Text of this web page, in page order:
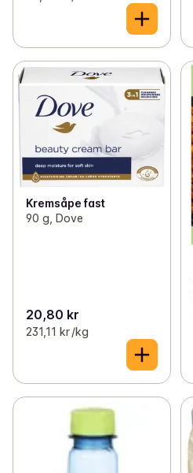
Kremsåpe fast
90 g, Dove
20,80 kr
231,11 kr /kg